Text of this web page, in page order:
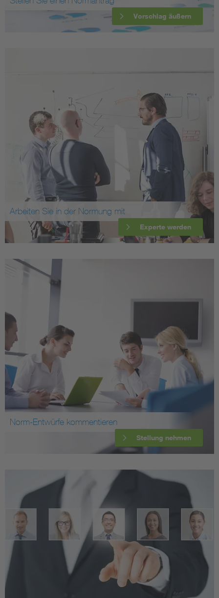
Vorschlag äußern
Arbeiten Sie in der Normung mit
Experte werden
Norm-Entwürfe kommentieren
Stellung nehmen